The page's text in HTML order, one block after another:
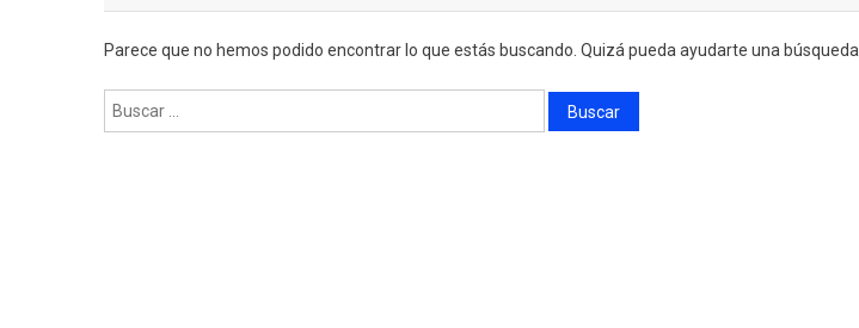
Parece que no hemos podido encontrar lo que estás buscando. Quizá pueda ayudarte una búsqueda.